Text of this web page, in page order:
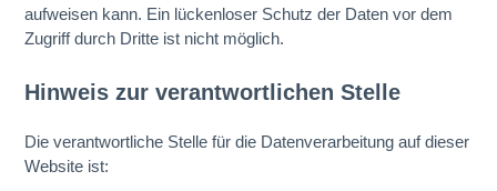
aufweisen kann. Ein lückenloser Schutz der Daten vor dem
Zugriff durch Dritte ist nicht möglich.
Hinweis zur verantwortlichen Stelle
Die verantwortliche Stelle für die Datenverarbeitung auf dieser
Website ist: